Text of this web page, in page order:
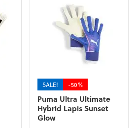
SALE! -50%
Puma Ultra Ultimate
Hybrid Lapis Sunset
Glow